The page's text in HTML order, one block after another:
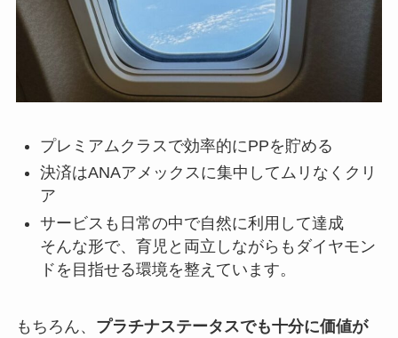
プレミアムクラスで効率的にPPを貯める
決済はANAアメックスに集中してムリなくクリ
ア
サービスも日常の中で自然に利用して達成
そんな形で、育児と両立しながらもダイヤモン
ドを目指せる環境を整えています。
もちろん、 プラチナステータスでも十分に価値が